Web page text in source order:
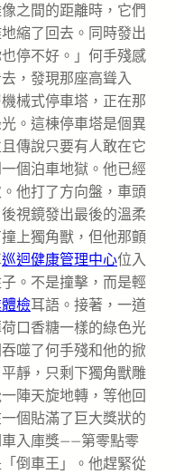
之間的距離時，它們
縮了回去。同時發出
停不好。」何手殘感
，發現那座高聳入
械式停車塔，正在那
。這棟停車塔是個異
傳說只要有人敢在它
個泊車地獄。他已經
他打了方向盤，車頭
視鏡發出最後的溫柔
上獨角獸，但他那顫
巡迴健康管理中心位入
。不是撞擊，而是輕
檢耳語。接著，一道
口香糖一樣的綠色光
噬了何手殘和他的掀
靜，只剩下獨角獸雕
陣天旋地轉，等他回
個貼滿了巨大獎狀的
入庫獎——第零點零
倒車王」。他趕緊從